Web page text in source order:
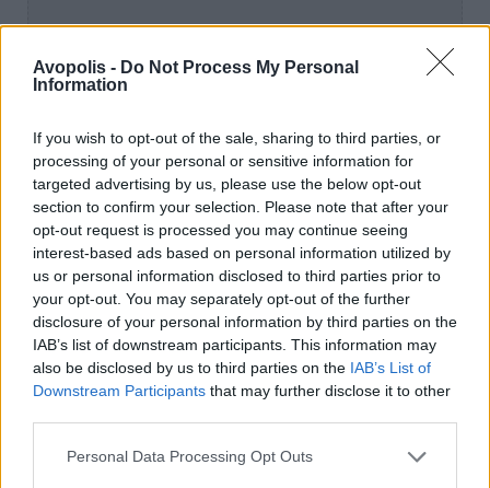
Avopolis - Do Not Process My Personal
Information
If you wish to opt-out of the sale, sharing to third parties, or
processing of your personal or sensitive information for
targeted advertising by us, please use the below opt-out
section to confirm your selection. Please note that after your
opt-out request is processed you may continue seeing
interest-based ads based on personal information utilized by
us or personal information disclosed to third parties prior to
your opt-out. You may separately opt-out of the further
disclosure of your personal information by third parties on the
IAB’s list of downstream participants. This information may
also be disclosed by us to third parties on the IAB’s List of
Downstream Participants that may further disclose it to other
Personal Data Processing Opt Outs
Το διεθνούς εμβέλειας Sani Festival του Sani
Resort, που διοργανώνεται εδώ και 32 χρόνια
στον Λόφο της Σάνης, αποτελεί το
μεγαλύτερο και ιστορικότερο ιδιωτικό
φεστιβάλ στην Ελλάδα, ενώ έχει κατακτήσει
Destination Resort" στον διακεκριμένο θεσμό